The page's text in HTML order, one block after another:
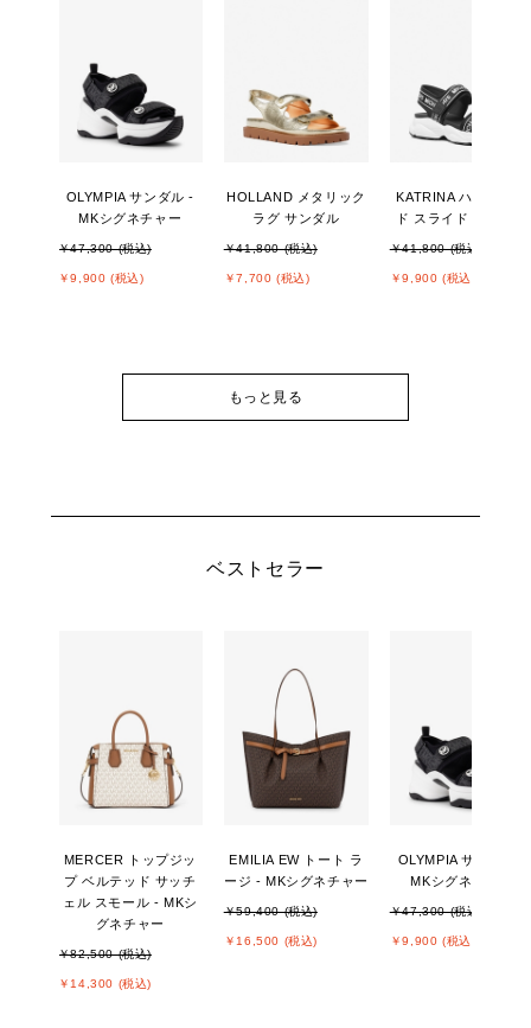
OLYMPIA サンダル -
MKシグネチャー
￥47,300 (税込)
￥9,900 (税込)
HOLLAND メタリック
ラグ サンダル
￥41,800 (税込)
￥7,700 (税込)
KATRINA ハイブリッ
ド スライド サンダル
￥41,800 (税込)
￥9,900 (税込)
もっと見る
ベストセラー
MERCER トップジッ
プ ベルテッド サッチ
ェル スモール - MKシ
グネチャー
￥82,500 (税込)
￥14,300 (税込)
EMILIA EW トート ラ
ージ - MKシグネチャー
￥59,400 (税込)
￥16,500 (税込)
OLYMPIA サンダル -
MKシグネチャー
￥47,300 (税込)
￥9,900 (税込)